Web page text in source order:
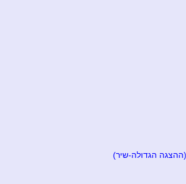
הגדולה-שיר)